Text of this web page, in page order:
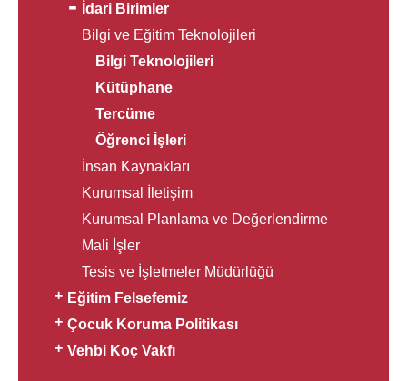
İdari Birimler
Bilgi ve Eğitim Teknolojileri
Bilgi Teknolojileri
Kütüphane
Tercüme
Öğrenci İşleri
İnsan Kaynakları
Kurumsal İletişim
Kurumsal Planlama ve Değerlendirme
Mali İşler
Tesis ve İşletmeler Müdürlüğü
Eğitim Felsefemiz
Çocuk Koruma Politikası
Vehbi Koç Vakfı